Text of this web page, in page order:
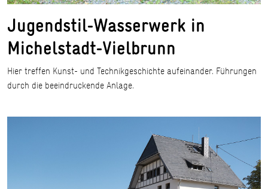
Jugendstil-Wasserwerk in
Michelstadt-Vielbrunn
Hier treffen Kunst- und Technikgeschichte aufeinander. Führungen
durch die beeindruckende Anlage.